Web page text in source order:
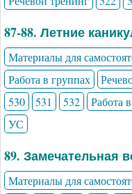
87-88. Летние
Материалы для
Работа в группах
530
531 532 Работа
УС
89. Замечательная
Материалы для